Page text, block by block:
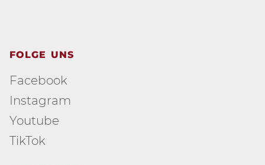
FOLGE UNS
Facebook
Instagram
Youtube
TikTok